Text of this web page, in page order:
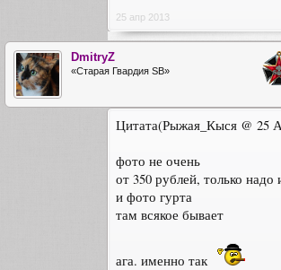
25 апр 2013
DmitryZ
«Старая Гвардия SB»
Цитата(Рыжая_Кыся @ 25
фото не очень
от 350 рублей, только
и фото гурта
там всякое бывает
ага. именно так